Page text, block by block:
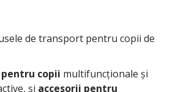
de transport pentru copii de
copii multifuncționale și
și accesorii pentru